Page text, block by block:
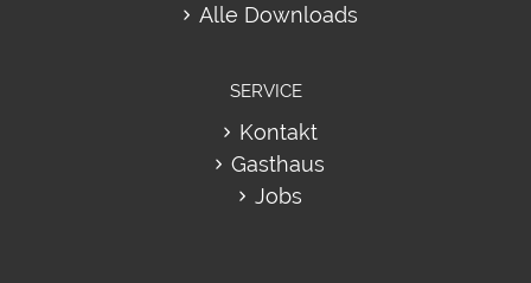
Alle Downloads
SERVICE
Kontakt
Gasthaus
Jobs